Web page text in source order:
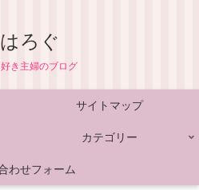
ろぐ
き主婦のブログ
サイトマップ
カテゴリー
わせフォーム